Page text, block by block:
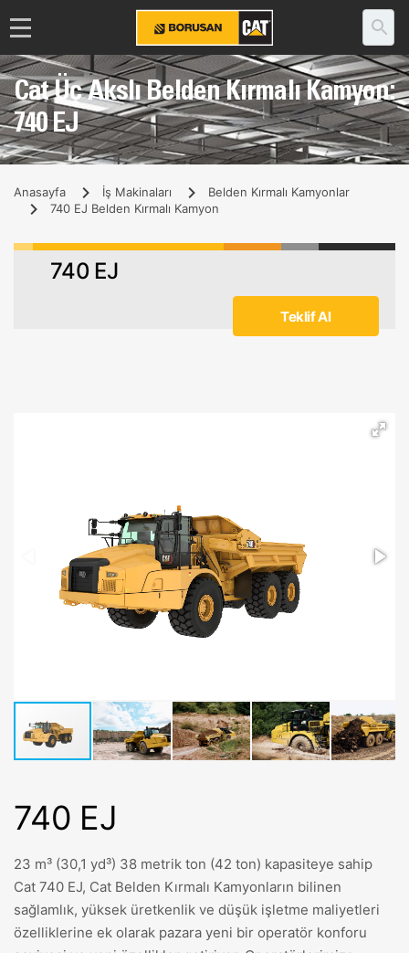
Cat Üç Akslı Belden Kırmalı Kamyon:
740 EJ
Anasayfa İş Makinaları
Belden Kırmalı Kamyonlar
740 EJ Belden Kırmalı Kamyon
740 EJ
Teklif Al
740 EJ
23 m³ (30,1 yd³) 38 metrik ton (42 ton) kapasiteye sahip
Cat 740 EJ, Cat Belden Kırmalı Kamyonların bilinen
sağlamlık, yüksek üretkenlik ve düşük işletme maliyetleri
özelliklerine ek olarak pazara yeni bir operatör konforu